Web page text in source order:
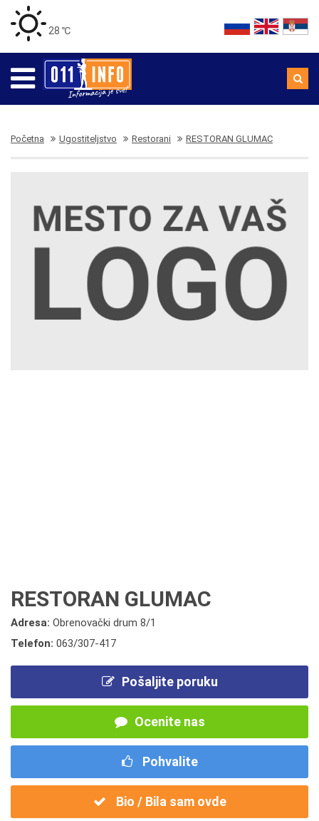
28 ℃
Početna Ugostiteljstvo Restorani RESTORAN GLUMAC
RESTORAN GLUMAC
Adresa: Obrenovački drum 8/1
Telefon: 063/307-417
Pošaljite poruku
Ocenite nas
Pohvalite
Bio / Bila sam ovde